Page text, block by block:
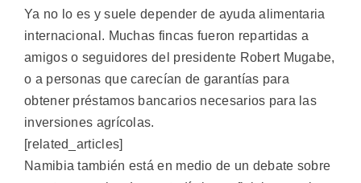
Ya no lo es y suele depender de ayuda alimentaria
internacional. Muchas fincas fueron repartidas a
amigos o seguidores del presidente Robert Mugabe,
o a personas que carecían de garantías para
obtener préstamos bancarios necesarios para las
inversiones agrícolas.
[related_articles]
Namibia también está en medio de un debate sobre